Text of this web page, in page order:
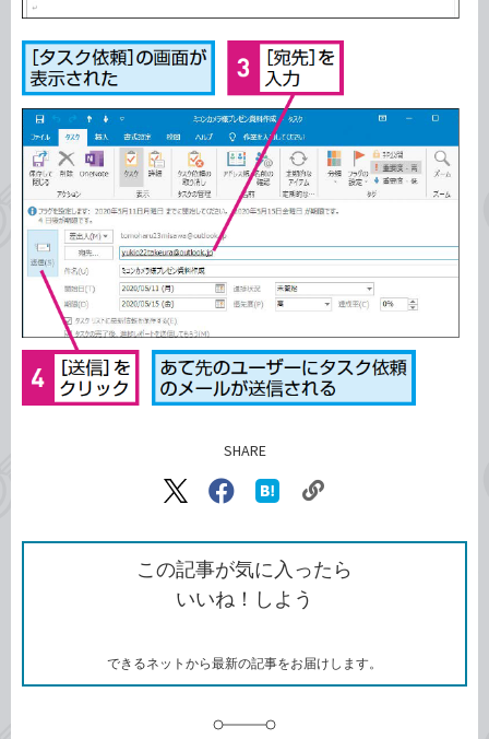
SHARE
X（旧
で
シ
ェ
ア
Facebook
シ
ェ
ア
な
ブ
ッ
ク
ク
ク
を
コ
この記事が気に入ったら
いいね！しよう
できるネットから最新の記事をお届けします。